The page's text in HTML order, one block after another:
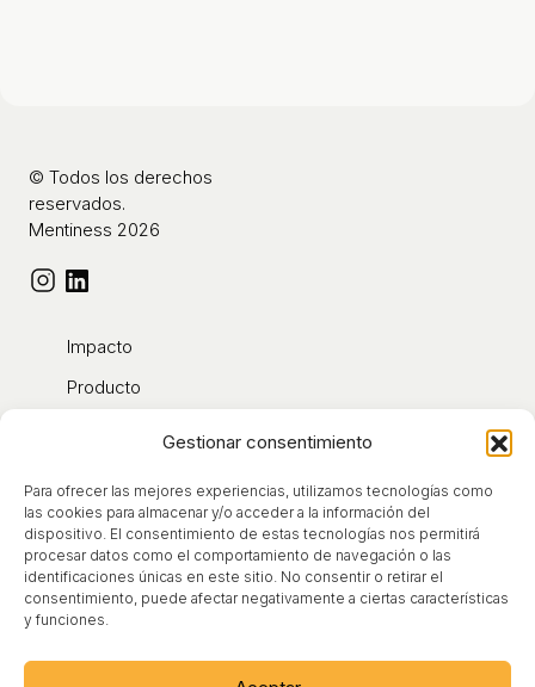
Gestionar consentimiento
Para ofrecer las mejores experiencias, utilizamos tecnologías como
las cookies para almacenar y/o acceder a la información del
dispositivo. El consentimiento de estas tecnologías nos permitirá
procesar datos como el comportamiento de navegación o las
identificaciones únicas en este sitio. No consentir o retirar el
consentimiento, puede afectar negativamente a ciertas características
y funciones.
© Todos los derechos
reservados.
Mentiness 2026
Impacto
Producto
Sobre nosotros
Aviso Legal
Condiciones de Uso
Política de Cookies